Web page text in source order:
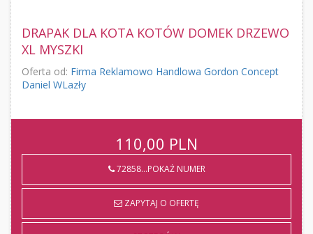
DRAPAK DLA KOTA KOTÓW DOMEK DRZEWO
XL MYSZKI
Oferta od: Firma Reklamowo Handlowa Gordon Concept
Daniel WLazły
110,00 PLN
72858...POKAŻ NUMER
ZAPYTAJ O OFERTĘ